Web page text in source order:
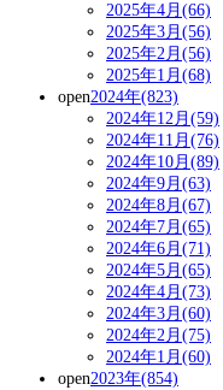
2025年4月(66)
2025年3月(56)
2025年2月(56)
2025年1月(68)
open2024年(823)
2024年12月(59)
2024年11月(76)
2024年10月(89)
2024年9月(63)
2024年8月(67)
2024年7月(65)
2024年6月(71)
2024年5月(65)
2024年4月(73)
2024年3月(60)
2024年2月(75)
2024年1月(60)
open2023年(854)